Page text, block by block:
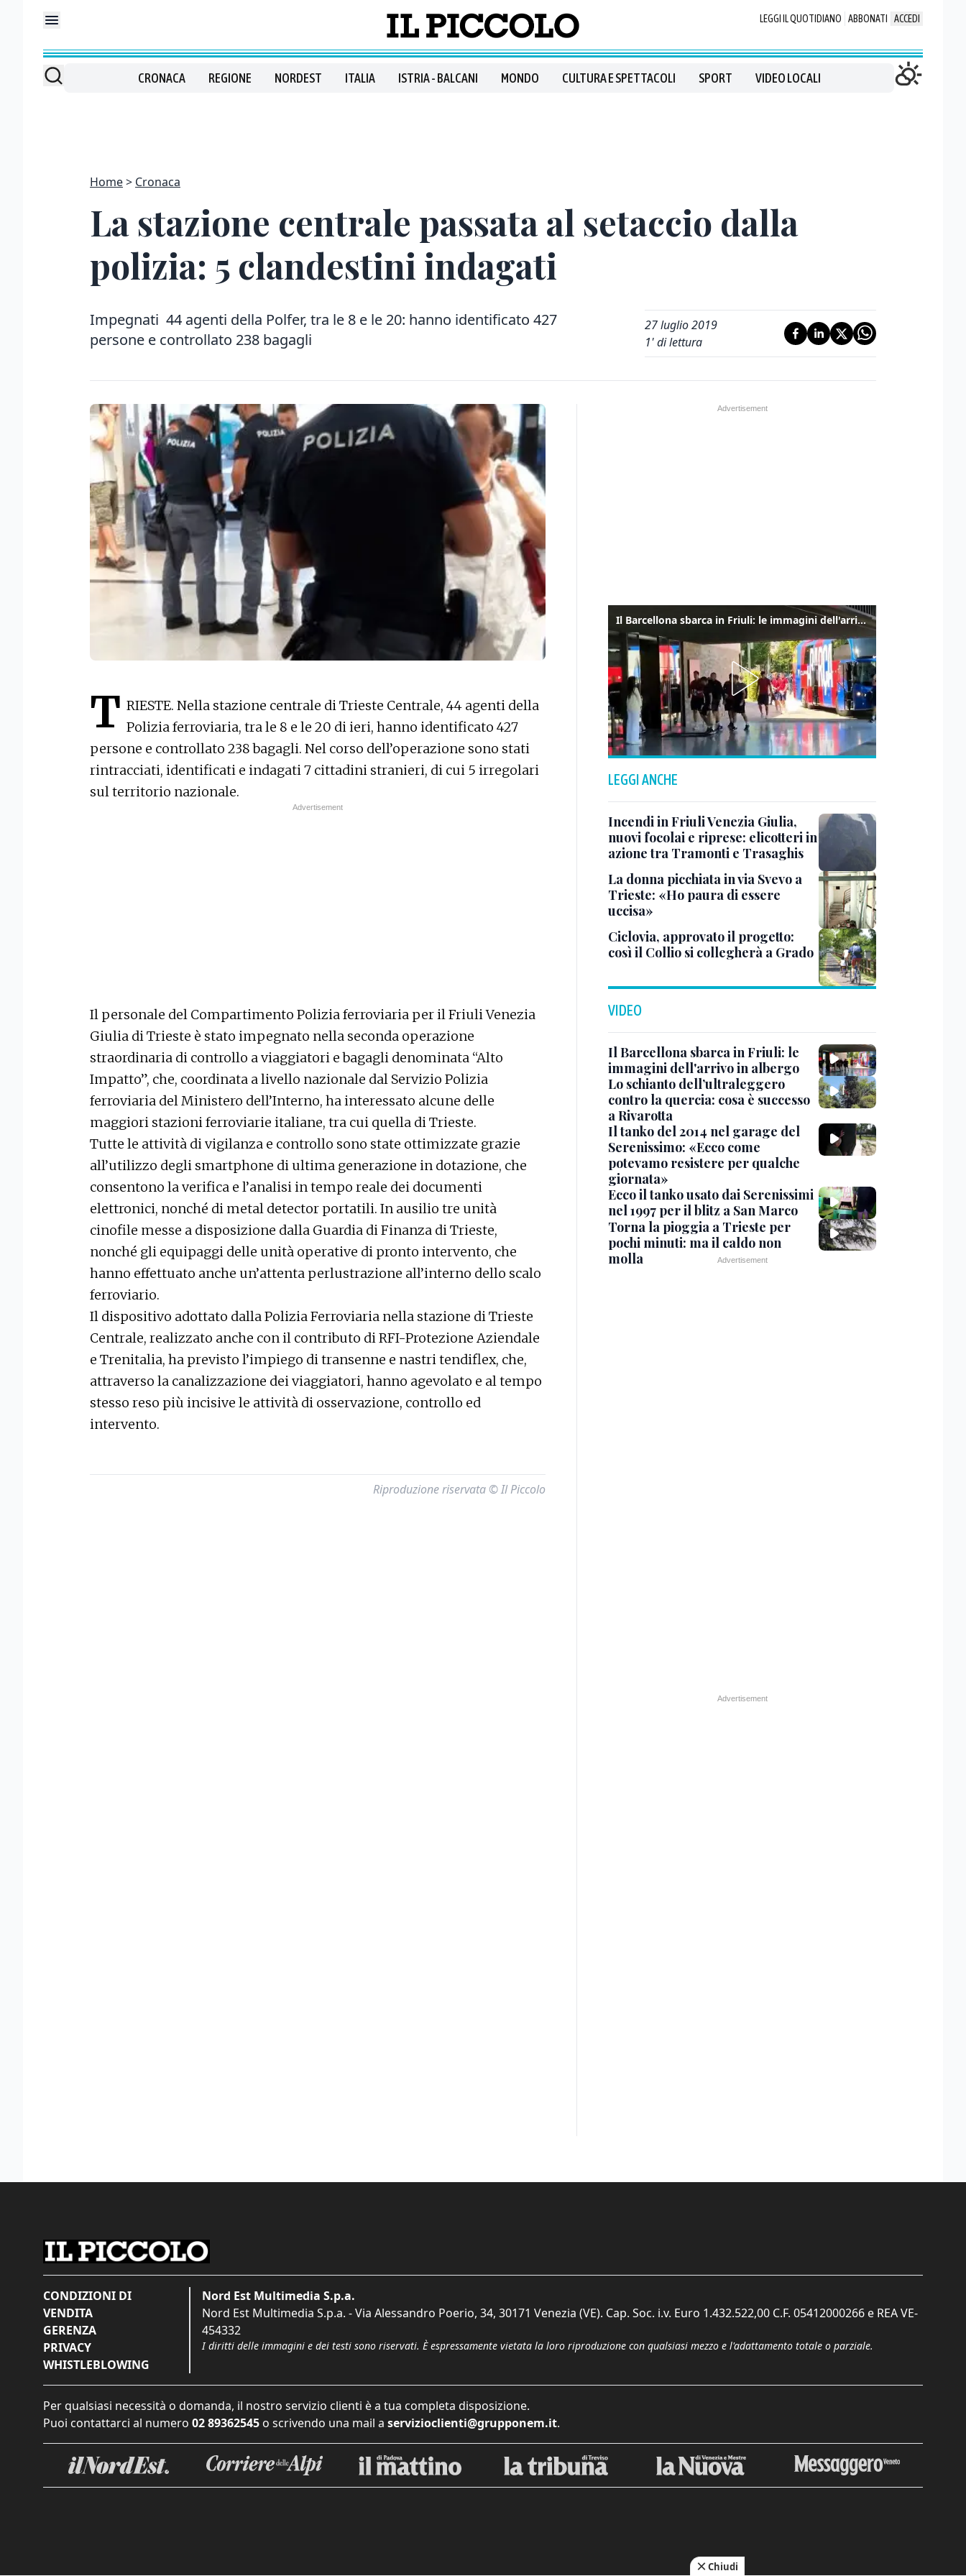
LEGGI IL QUOTIDIANO ABBONATI ACCEDI
CRONACA REGIONE NORDEST ITALIA ISTRIA - BALCANI MONDO CULTURA E SPETTACOLI SPORT VIDEO LOCALI
Home Cronaca
La stazione centrale passata al setaccio dalla
polizia: 5 clandestini indagati
Impegnati 44 agenti della Polfer, tra le 8 e le 20: hanno identificato 427
persone e controllato 238 bagagli
27 luglio 2019
1' di lettura
T RIESTE. Nella stazione centrale di Trieste Centrale, 44 agenti della
Polizia ferroviaria, tra le 8 e le 20 di ieri, hanno identificato 427
persone e controllato 238 bagagli. Nel corso dell’operazione sono stati
rintracciati, identificati e indagati 7 cittadini stranieri, di cui 5 irregolari
sul territorio nazionale.
Il personale del Compartimento Polizia ferroviaria per il Friuli Venezia
Giulia di Trieste è stato impegnato nella seconda operazione
straordinaria di controllo a viaggiatori e bagagli denominata “Alto
Impatto”, che, coordinata a livello nazionale dal Servizio Polizia
ferroviaria del Ministero dell’Interno, ha interessato alcune delle
maggiori stazioni ferroviarie italiane, tra cui quella di Trieste.
Tutte le attività di vigilanza e controllo sono state ottimizzate grazie
all’utilizzo degli smartphone di ultima generazione in dotazione, che
consentono la verifica e l’analisi in tempo reale dei documenti
elettronici, nonché di metal detector portatili. In ausilio tre unità
cinofile messe a disposizione dalla Guardia di Finanza di Trieste,
nonché gli equipaggi delle unità operative di pronto intervento, che
hanno effettuato anche un’attenta perlustrazione all’interno dello scalo
ferroviario.
Il dispositivo adottato dalla Polizia Ferroviaria nella stazione di Trieste
Centrale, realizzato anche con il contributo di RFI-Protezione Aziendale
e Trenitalia, ha previsto l’impiego di transenne e nastri tendiflex, che,
attraverso la canalizzazione dei viaggiatori, hanno agevolato e al tempo
stesso reso più incisive le attività di osservazione, controllo ed
intervento.
Riproduzione riservata © Il Piccolo
Il Barcellona sbarca in Friuli: le immagini dell'arrivo in albergo
LEGGI ANCHE
Incendi in Friuli Venezia Giulia,
nuovi focolai e riprese: elicotteri in
azione tra Tramonti e Trasaghis
La donna picchiata in via Svevo a
Trieste: «Ho paura di essere
uccisa»
Ciclovia, approvato il progetto:
così il Collio si collegherà a Grado
VIDEO
Il Barcellona sbarca in Friuli: le
immagini dell'arrivo in albergo
Lo schianto dell’ultraleggero
contro la quercia: cosa è successo
a Rivarotta
Il tanko del 2014 nel garage del
Serenissimo: «Ecco come
potevamo resistere per qualche
giornata»
Ecco il tanko usato dai Serenissimi
nel 1997 per il blitz a San Marco
Torna la pioggia a Trieste per
pochi minuti: ma il caldo non
molla
CONDIZIONI DI
VENDITA
GERENZA
PRIVACY
WHISTLEBLOWING
Nord Est Multimedia S.p.a.
Nord Est Multimedia S.p.a. - Via Alessandro Poerio, 34, 30171 Venezia (VE). Cap. Soc. i.v. Euro 1.432.522,00 C.F. 05412000266 e REA VE-
454332
I diritti delle immagini e dei testi sono riservati. È espressamente vietata la loro riproduzione con qualsiasi mezzo e l'adattamento totale o parziale.
Per qualsiasi necessità o domanda, il nostro servizio clienti è a tua completa disposizione.
Puoi contattarci al numero 02 89362545 o scrivendo una mail a servizioclienti@grupponem.it.
Chiudi